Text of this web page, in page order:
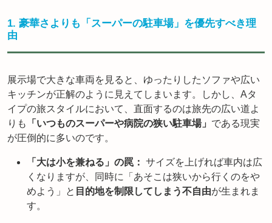
1. 豪華さよりも「スーパーの駐車場」を優先すべき理
由
展示場で大きな車両を見ると、ゆったりしたソファや広い
キッチンが正解のように見えてしまいます。しかし、Aタ
イプの旅スタイルにおいて、直面するのは旅先の広い道よ
りも
「いつものスーパーや病院の狭い駐車場」 である現実
が圧倒的に多いのです。
「大は小を兼ねる」の罠： サイズを上げれば車内は広
くなりますが、同時に「あそこは狭いから行くのをや
めよう」と 目的地を制限してしまう不自由が生まれま
す。